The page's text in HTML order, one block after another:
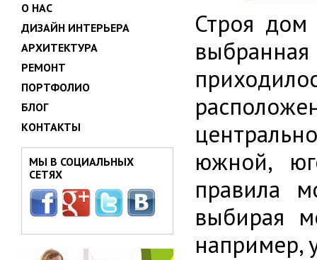
Строя дом
южной,
правила
выбирая
например,
О НАС
ДИЗАЙН ИНТЕРЬЕРА
АРХИТЕКТУРА
РЕМОНТ
ПОРТФОЛИО
БЛОГ
КОНТАКТЫ
МЫ В СОЦИАЛЬНЫХ
СЕТЯХ